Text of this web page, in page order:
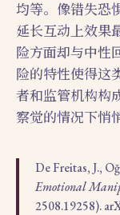
均等。像错失恐
延长互动上效果
险方面却与中性
险的特性使得这
者和监管机构构
察觉的情况下悄
De Freitas, J.,
Emotional
2508.19258).